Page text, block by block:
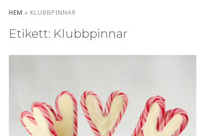
HEM » KLUBBPINNAR
Etikett: Klubbpinnar